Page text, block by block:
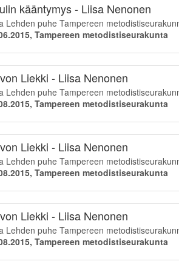
kääntymys - Liisa Nenonen
Lehden puhe Tampereen
Tampereen metodistiseurakunta
Liekki - Liisa Nenonen
Lehden puhe Tampereen
Tampereen metodistiseurakunta
Liekki - Liisa Nenonen
Lehden puhe Tampereen
Tampereen metodistiseurakunta
Liekki - Liisa Nenonen
Lehden puhe Tampereen
Tampereen metodistiseurakunta